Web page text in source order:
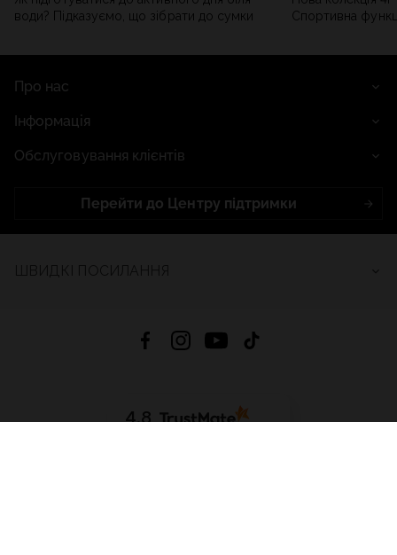
води? Підказуємо, що зібрати до сумки
Спортивна
Про нас
Інформація
Обслуговування клієнтів
Перейти до Центру підтримки
4.8